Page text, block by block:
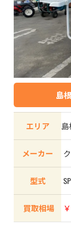
島
エリア
メーカー
型式
買取相場